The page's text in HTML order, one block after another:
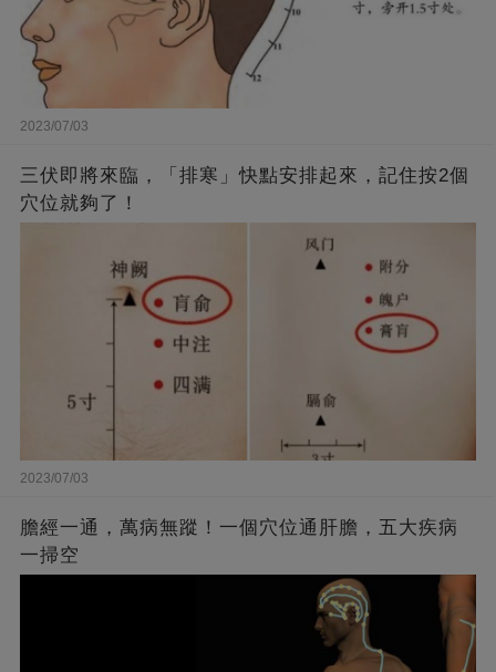
2023/07/03
三伏即將來臨，「排寒」快點安排起來，記住按2個
穴位就夠了！
2023/07/03
膽經一通，萬病無蹤！一個穴位通肝膽，五大疾病
一掃空